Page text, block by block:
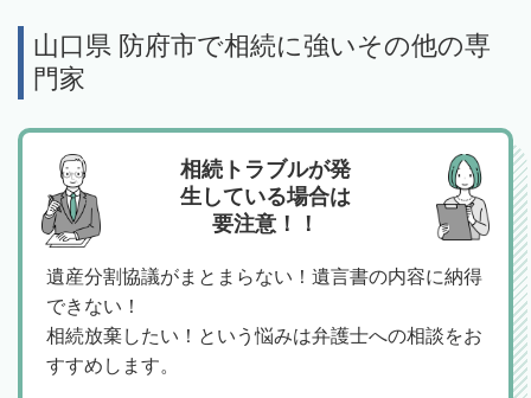
山口県 防府市で相続に強いその他の専
門家
相続トラブルが発
生している場合は
要注意！！
遺産分割協議がまとまらない！遺言書の内容に納得
できない！
相続放棄したい！という悩みは弁護士への相談をお
すすめします。